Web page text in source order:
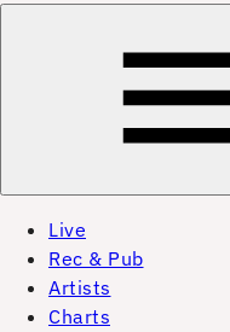
Live
Rec & Pub
Artists
Charts